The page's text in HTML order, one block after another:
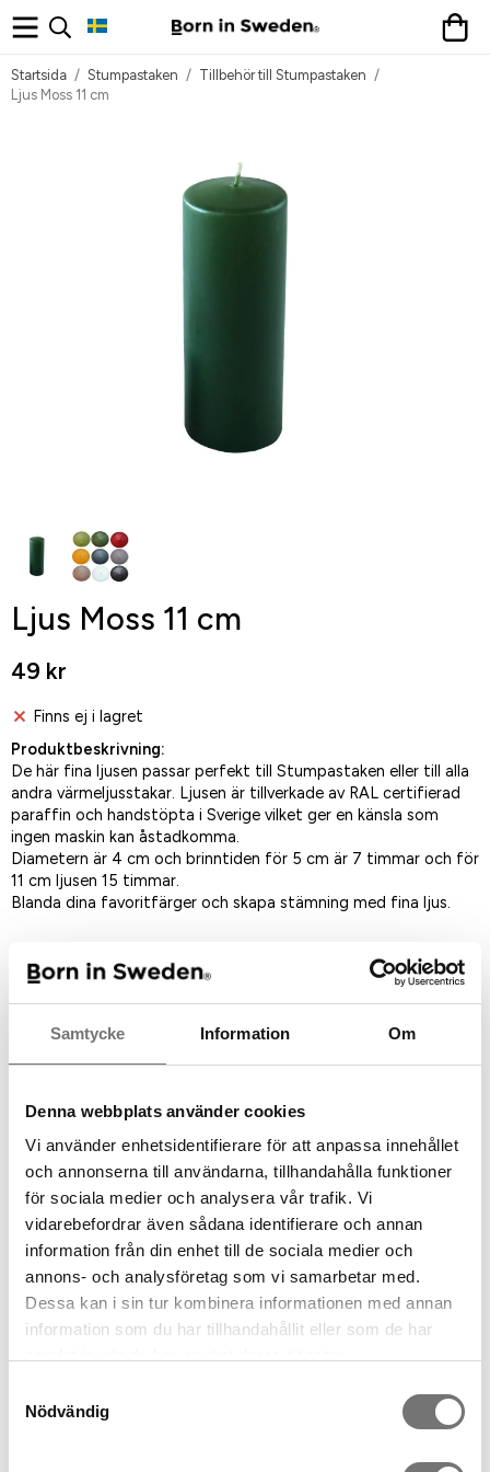
Samtycke Information Om
Denna webbplats använder cookies
Vi använder enhetsidentifierare för att anpassa innehållet
och annonserna till användarna, tillhandahålla funktioner
för sociala medier och analysera vår trafik. Vi
vidarebefordrar även sådana identifierare och annan
information från din enhet till de sociala medier och
annons- och analysföretag som vi samarbetar med.
Dessa kan i sin tur kombinera informationen med annan
information som du har tillhandahållit eller som de har
Nödvändig
Startsida / Stumpastaken / Tillbehör till Stumpastaken /
Ljus Moss 11 cm
Ljus Moss 11 cm
49 kr
Finns ej i lagret
Produktbeskrivning:
De här fina ljusen passar perfekt till Stumpastaken eller till alla
andra värmeljusstakar. Ljusen är tillverkade av RAL certifierad
paraffin och handstöpta i Sverige vilket ger en känsla som
ingen maskin kan åstadkomma.
Diametern är 4 cm och brinntiden för 5 cm är 7 timmar och för
11 cm ljusen 15 timmar.
Blanda dina favoritfärger och skapa stämning med fina ljus.
Spara som favorit
Andra köpte även
Adventspaket med fyra röda
Adventspaket med fyra vita